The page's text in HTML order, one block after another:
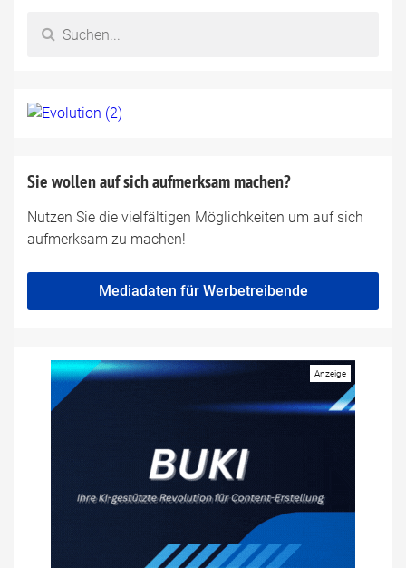
Sie wollen auf sich aufmerksam machen?
Nutzen Sie die vielfältigen Möglichkeiten um auf sich
aufmerksam zu machen!
Mediadaten für Werbetreibende